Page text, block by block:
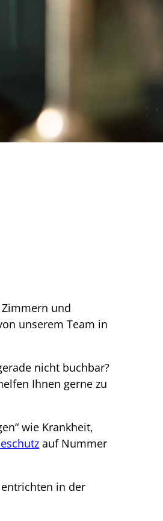
und
unserem Team in
nicht buchbar?
Ihnen gerne zu
wie Krankheit,
auf Nummer
in der